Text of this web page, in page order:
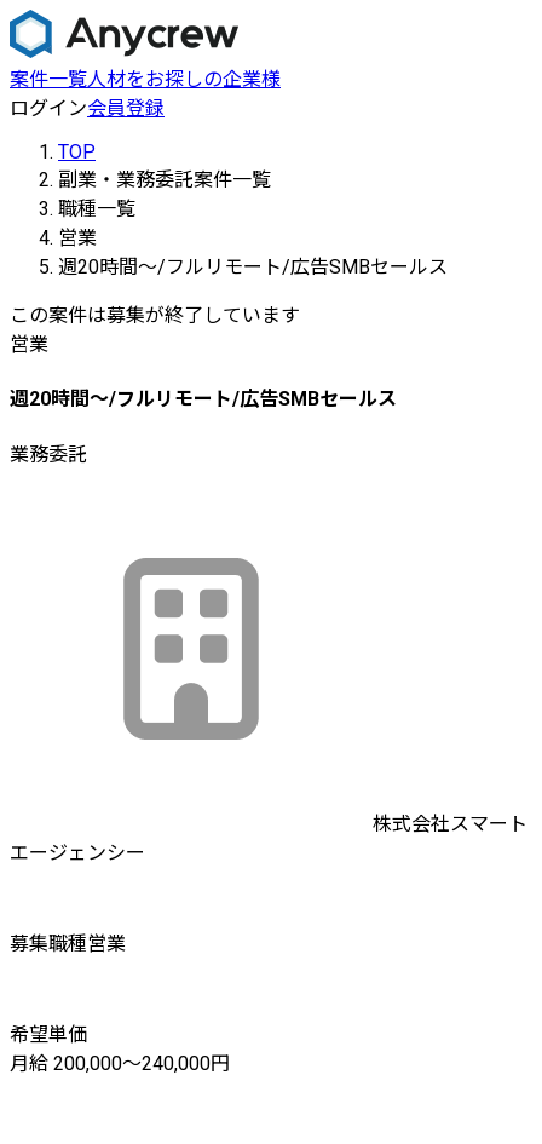
案件一覧人材をお探しの企業様
ログイン会員登録
TOP
副業・業務委託案件一覧
職種一覧
営業
週20時間〜/フルリモート/広告SMBセールス
この案件は募集が終了しています
営業
週20時間〜/フルリモート/広告SMBセールス
業務委託
株式会社スマート
エージェンシー
募集職種営業
希望単価
月給 200,000〜240,000円